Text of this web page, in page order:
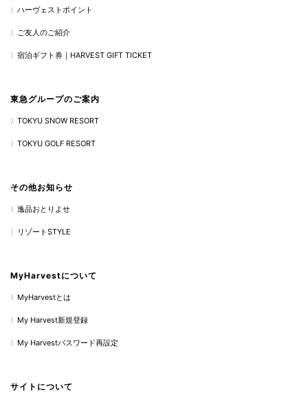
ハーヴェストポイント
ご友人のご紹介
宿泊ギフト券｜HARVEST GIFT TICKET
東急グループのご案内
TOKYU SNOW RESORT
TOKYU GOLF RESORT
その他お知らせ
逸品おとりよせ
リゾートSTYLE
MyHarvestについて
MyHarvestとは
My Harvest新規登録
My Harvestパスワード再設定
サイトについて